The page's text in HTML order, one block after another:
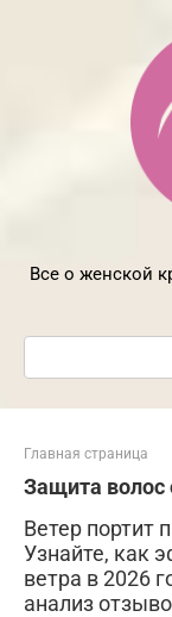
Все о женской
Поиск:
Главная страница
Защита волос
Ветер портит
Узнайте, как
ветра в 2026
анализ